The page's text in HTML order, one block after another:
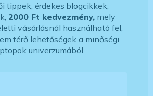
tippek, érdekes blogcikkek,
2000 Ft kedvezmény, mely
vásárlásnál használható fel,
térő lehetőségek a minőségi
univerzumából.